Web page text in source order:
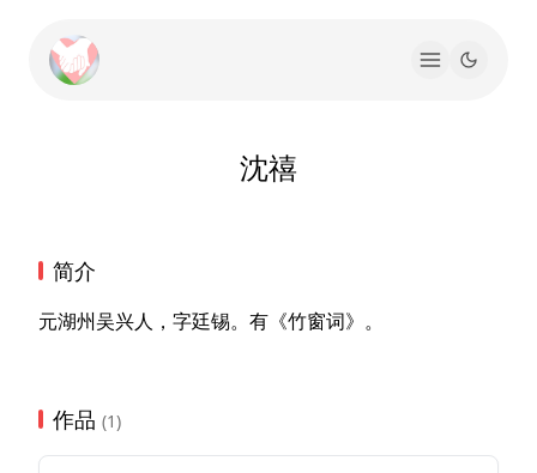
沈禧
简介
元湖州吴兴人，字廷锡。有《竹窗词》。
作品 (1)